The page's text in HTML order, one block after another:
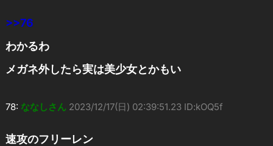
>>76
わかるわ
メガネ外したら実は美少女とかもい
78: ななしさん 2023/12/17(日) 02:39:51.23 ID:kOQ5f
速攻のフリーレン